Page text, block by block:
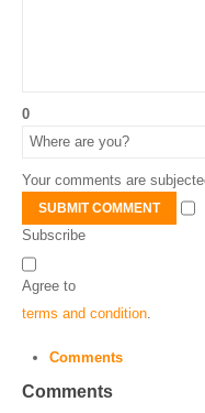
0
Your comments are
SUBMIT COMMENT
Subscribe
Agree to
terms and condition
Comments
Comments